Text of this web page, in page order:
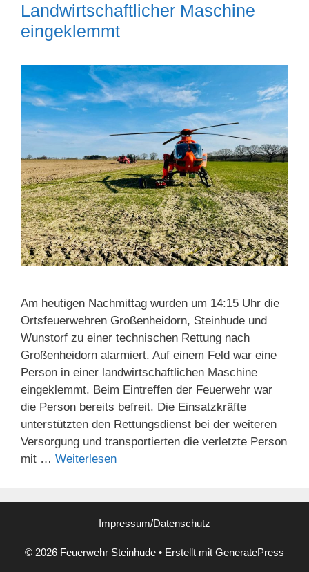
Landwirtschaftlicher Maschine
eingeklemmt
Am heutigen Nachmittag wurden um 14:15 Uhr die
Ortsfeuerwehren Großenheidorn, Steinhude und
Wunstorf zu einer technischen Rettung nach
Großenheidorn alarmiert. Auf einem Feld war eine
Person in einer landwirtschaftlichen Maschine
eingeklemmt. Beim Eintreffen der Feuerwehr war
die Person bereits befreit. Die Einsatzkräfte
unterstützten den Rettungsdienst bei der weiteren
Versorgung und transportierten die verletzte Person
mit … Weiterlesen
Impressum/Datenschutz
© 2026 Feuerwehr Steinhude • Erstellt mit GeneratePress